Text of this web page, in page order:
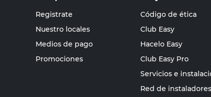
Registrate
Nuestro locales
Medios de pago
Promociones
Código de ética
Club Easy
Hacelo Easy
Club Easy Pro
Servicios e
Red de instaladores